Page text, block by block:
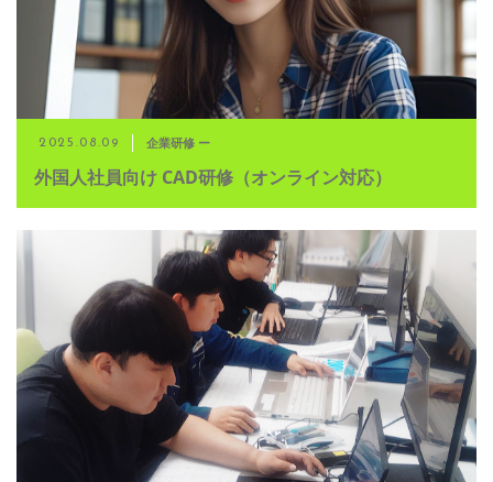
2025.08.09 企業研修 ー
外国人社員向け CAD研修（オンライン対応）